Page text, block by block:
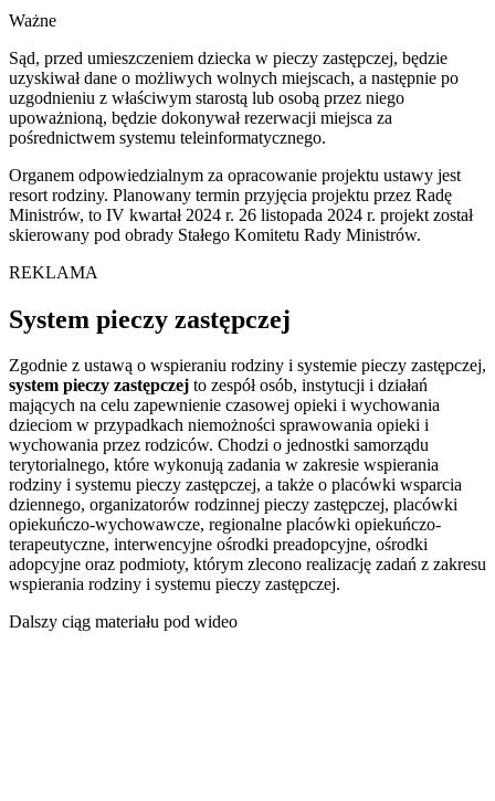
Ważne
Sąd, przed umieszczeniem dziecka w pieczy zastępczej, będzie
uzyskiwał dane o możliwych wolnych miejscach, a następnie po
uzgodnieniu z właściwym starostą lub osobą przez niego
upoważnioną, będzie dokonywał rezerwacji miejsca za
pośrednictwem systemu teleinformatycznego.
Organem odpowiedzialnym za opracowanie projektu ustawy jest
resort rodziny. Planowany termin przyjęcia projektu przez Radę
Ministrów, to IV kwartał 2024 r. 26 listopada 2024 r. projekt został
skierowany pod obrady Stałego Komitetu Rady Ministrów.
REKLAMA
System pieczy zastępczej
Zgodnie z ustawą o wspieraniu rodziny i systemie pieczy zastępczej,
system pieczy zastępczej to zespół osób, instytucji i działań
mających na celu zapewnienie czasowej opieki i wychowania
dzieciom w przypadkach niemożności sprawowania opieki i
wychowania przez rodziców. Chodzi o jednostki samorządu
terytorialnego, które wykonują zadania w zakresie wspierania
rodziny i systemu pieczy zastępczej, a także o placówki wsparcia
dziennego, organizatorów rodzinnej pieczy zastępczej, placówki
opiekuńczo-wychowawcze, regionalne placówki opiekuńczo-
terapeutyczne, interwencyjne ośrodki preadopcyjne, ośrodki
adopcyjne oraz podmioty, którym zlecono realizację zadań z zakresu
wspierania rodziny i systemu pieczy zastępczej.
Dalszy ciąg materiału pod wideo